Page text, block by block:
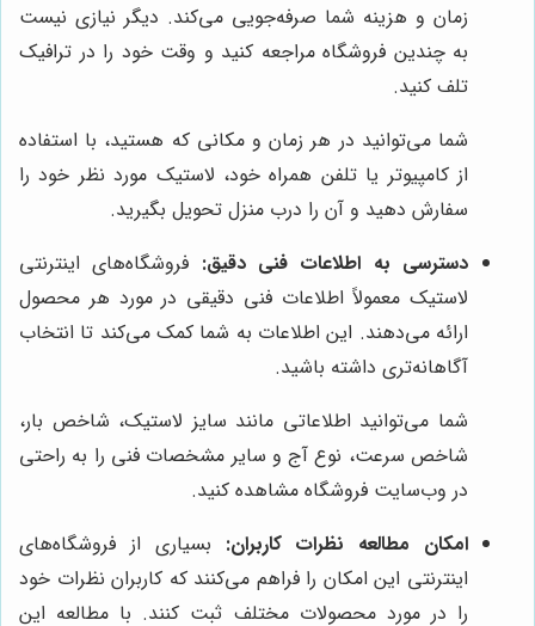
زمان و هزینه شما صرفه‌جویی می‌کند. دیگر نیازی نیست
به چندین فروشگاه مراجعه کنید و وقت خود را در ترافیک
تلف کنید.
شما می‌توانید در هر زمان و مکانی که هستید، با استفاده
از کامپیوتر یا تلفن همراه خود، لاستیک مورد نظر خود را
سفارش دهید و آن را درب منزل تحویل بگیرید.
دسترسی به اطلاعات فنی دقیق: فروشگاه‌های اینترنتی
لاستیک معمولاً اطلاعات فنی دقیقی در مورد هر محصول
ارائه می‌دهند. این اطلاعات به شما کمک می‌کند تا انتخاب
آگاهانه‌تری داشته باشید.
شما می‌توانید اطلاعاتی مانند سایز لاستیک، شاخص بار،
شاخص سرعت، نوع آج و سایر مشخصات فنی را به راحتی
در وب‌سایت فروشگاه مشاهده کنید.
امکان مطالعه نظرات کاربران: بسیاری از فروشگاه‌های
اینترنتی این امکان را فراهم می‌کنند که کاربران نظرات خود
را در مورد محصولات مختلف ثبت کنند. با مطالعه این